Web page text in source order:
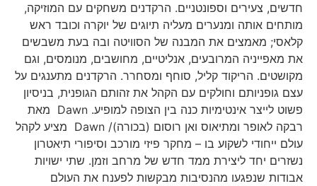
חדשים, צעירים וספונטניים. הרקדנים משחקים עם המוזיקה,
מותחים אותה ומנערים מעליה תיוגים של יוקרה וכובד ראש
קלאסי; מאמצים את המבנה של הסוויטה ובה בעת משבשים
את מאפייניה המרובעים, אנליטיים, מחושבים, מנומסים, וגם
מקושטים. הריקוד קליל, סוחף ומסחרר. הרקדנים מתענגים על
עצם גופניותם וחולקים עם הקהל את זהותם הגופנית, בניסיון
פשוט לייצר אינטימיות כנה בין הצופה למופיע. Dawn מאת
רבקה לאופר ומתיאוס ואן רוסום (בכורה)/ Dawn מציע לקהל
עולם ייחודי לשקוע בו – מחקר פיזי מורכב וסיפורי תיאטרון
נשזרים יחד ליצירת ממד חדש של מרחב וזמן. שתי ישויות
אבודות שנפגעו מהנסיבות מבקשות לפענח את העולם